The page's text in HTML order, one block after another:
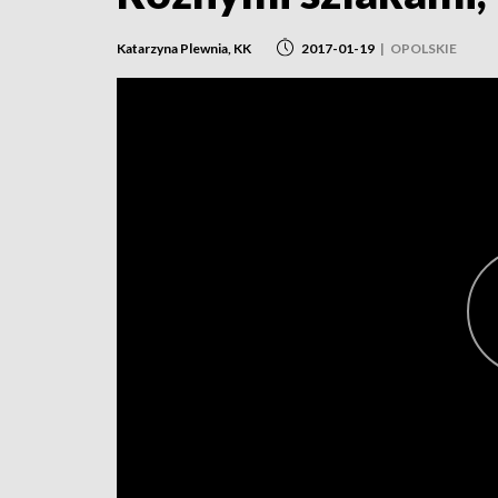
Katarzyna Plewnia, KK 2017-01-19 | OPOLSKIE